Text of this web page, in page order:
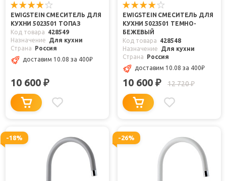
EWIGSTEIN СМЕСИТЕЛЬ ДЛЯ
КУХНИ 5023501 ТОПАЗ
Код товара
428549
Назначение
Для кухни
Страна
Россия
доставим 10.08 за 400₽
10 600 ₽
EWIGSTEIN СМЕСИТЕЛЬ ДЛЯ
КУХНИ 5023501 ТЕМНО-
БЕЖЕВЫЙ
Код товара
428548
Назначение
Для кухни
Страна
Россия
доставим 10.08 за 400₽
10 600 ₽ 12 720₽
-18% -26%